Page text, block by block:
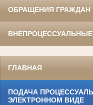
ОБРАЩЕНИЯ ГРАЖДАН
ГЛАВНАЯ
ПОДАЧА
ЭЛЕКТРОННОМ ВИДЕ